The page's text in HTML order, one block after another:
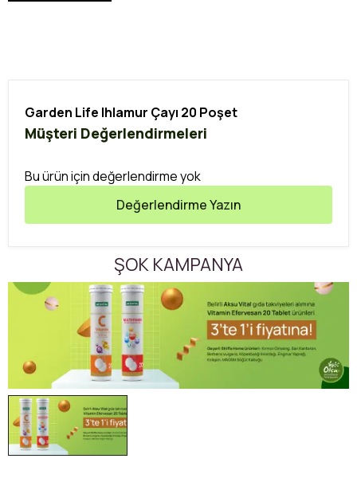
Garden Life Ihlamur Çayı 20 Poşet
Müşteri Değerlendirmeleri
Bu ürün için değerlendirme yok
Değerlendirme Yazın
ŞOK KAMPANYA